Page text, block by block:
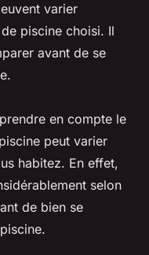
varier
piscine choisi. Il
avant de se
en compte le
peut varier
habitez. En effet,
selon
de bien se